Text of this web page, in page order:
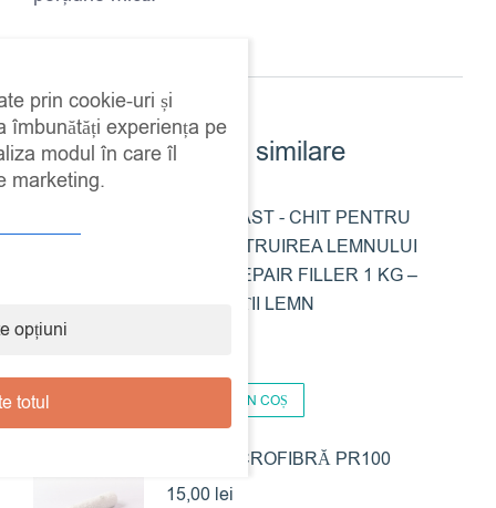
Produse similare
AGUAPLAST - CHIT PENTRU
RECONSTRUIREA LEMNULUI
WOOD REPAIR FILLER 1 KG –
REPARAȚII LEMN
ADAUGĂ ÎN COȘ
ROLA MICROFIBRĂ PR100
15,00 lei
prin cookie-uri și
îmbunătăți experiența pe
modul în care îl
marketing.
opțiuni
totul